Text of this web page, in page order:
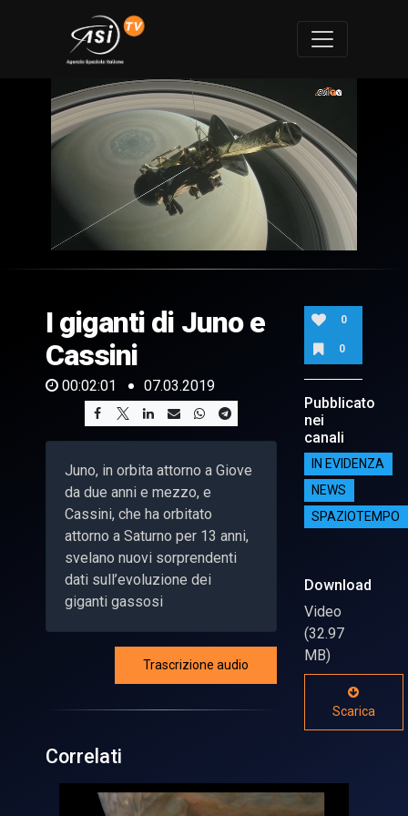
of
1
second
I giganti di Juno e
Cassini
00:02:01 07.03.2019
Juno, in orbita attorno a Giove
da due anni e mezzo, e
Cassini, che ha orbitato
attorno a Saturno per 13 anni,
svelano nuovi sorprendenti
dati sull’evoluzione dei
giganti gassosi
Trascrizione audio
0
0
Pubblicato
nei
canali
IN EVIDENZA
NEWS
SPAZIOTEMPO
Download
Video
(32.97
MB)
Scarica
Correlati